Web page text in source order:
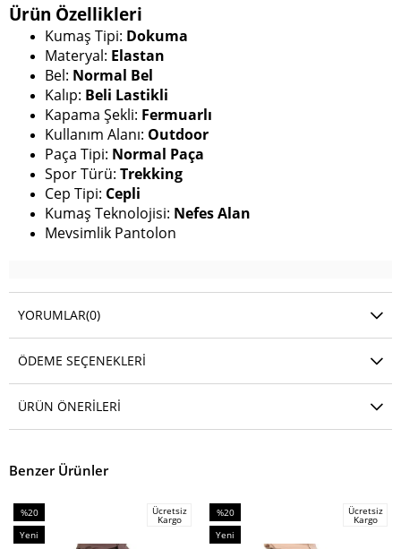
Ürün Özellikleri
Kumaş Tipi: Dokuma
Materyal: Elastan
Bel: Normal Bel
Kalıp: Beli Lastikli
Kapama Şekli: Fermuarlı
Kullanım Alanı: Outdoor
Paça Tipi: Normal Paça
Spor Türü: Trekking
Cep Tipi: Cepli
Kumaş Teknolojisi: Nefes Alan
Mevsimlik Pantolon
YORUMLAR(0)
ÖDEME SEÇENEKLERI
ÜRÜN ÖNERILERI
Benzer Ürünler
%20
İndirim
Yeni
Ücretsiz
Kargo
%20
İndirim
Yeni
Ücretsiz
Kargo